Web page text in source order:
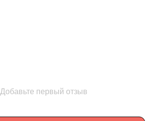
Добавьте первый отзыв